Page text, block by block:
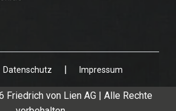
Datenschutz | Impressum
Friedrich von Lien AG | Alle Rechte